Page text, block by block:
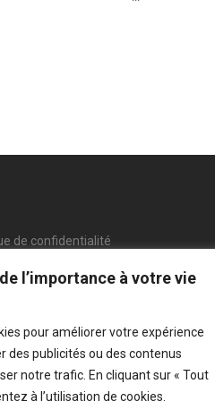
l’importance à votre vie
pour améliorer votre expérience
des publicités ou des contenus
notre trafic. En cliquant sur « Tout
à l’utilisation de cookies.
de confidentialité